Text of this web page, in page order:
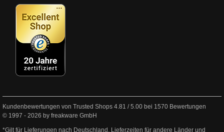
Kundenbewertungen von Trusted Shops 4.81 /5.00 bei 1570 Bewertungen
© 1997 - 2026 by freakware GmbH
*Gilt für Lieferungen nach Deutschland. Lieferzeiten für andere Länder und